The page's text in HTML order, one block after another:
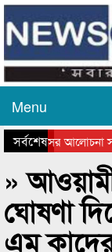
Menu
সর্বশেষ
দিবসের আলোচনা
আলোচনা সভা ও
»
ঘোষণা
এম